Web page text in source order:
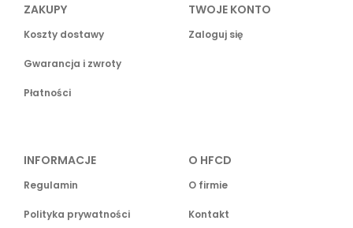
ZAKUPY
Koszty dostawy
Gwarancja i zwroty
Płatności
TWOJE KONTO
Zaloguj się
INFORMACJE
Regulamin
Polityka prywatności
O HFCD
O firmie
Kontakt